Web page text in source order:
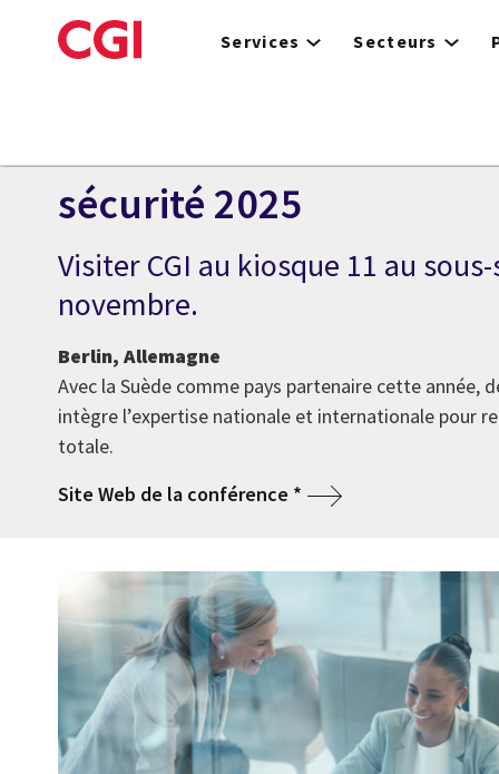
to
Services Secteurs
Conférence de Berlin
sécurité 2025
Visiter CGI au kiosque 11 au
novembre.
Berlin, Allemagne
Avec la Suède comme pays partenaire cette année,
intègre l’expertise nationale et internationale pour
totale.
Site Web de la conférence *